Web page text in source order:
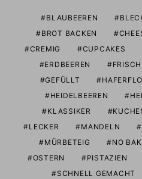
BLAUBEEREN
BROT BACKEN
CREMIG
CUPCAKES
ERDBEEREN
GEFÜLLT
HEIDELBEEREN
KLASSIKER
LECKER
MANDELN
MÜRBETEIG
NO
OSTERN
PISTAZIEN
SCHNELL GEMACHT